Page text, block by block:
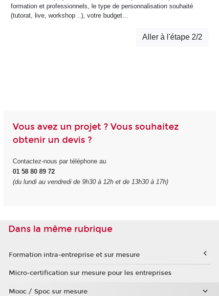
Vous avez un projet ? Vous souhaitez
obtenir un devis ?
Contactez-nous par téléphone au
01 58 80 89 72
(du lundi au vendredi de 9h30 à 12h et de 13h30 à 17h)
Dans la même rubrique
Formation intra-entreprise et sur mesure
Micro-certification sur mesure pour les entreprises
Mooc / Spoc sur mesure